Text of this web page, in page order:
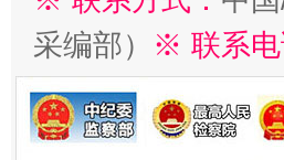
采编部） ※ 联系电